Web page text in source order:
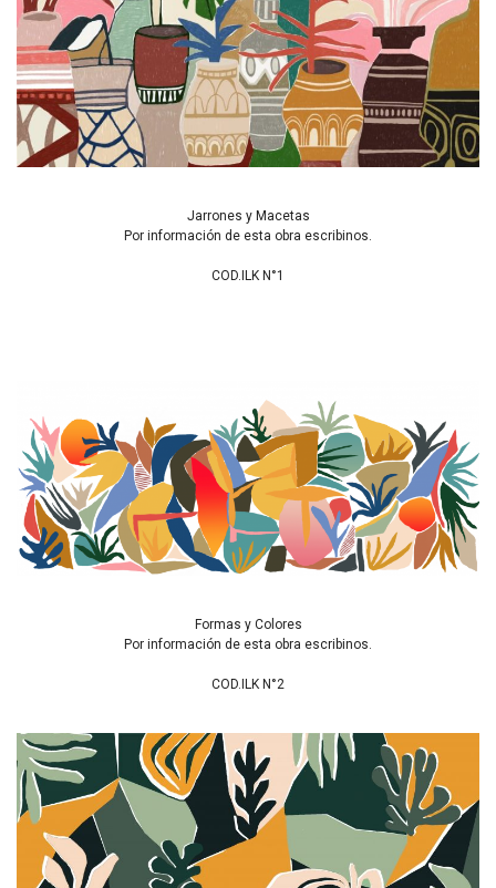
Jarrones y Macetas
Por información de esta obra escribinos.
COD.ILK N°1
Formas y Colores
Por información de esta obra escribinos.
COD.ILK N°2